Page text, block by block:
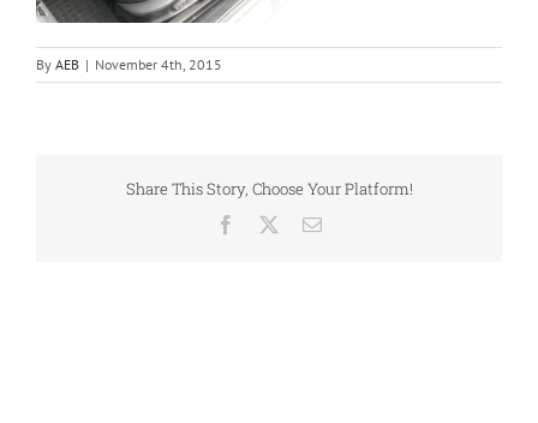
By AEB | November 4th, 2015
Share This Story, Choose Your Platform!
Facebook Email